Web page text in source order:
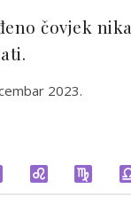
čovjek
2023.